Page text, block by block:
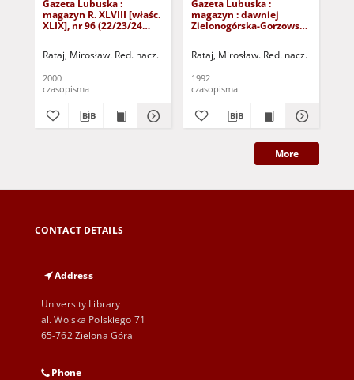
Gazeta Lubuska :
magazyn R. XLVIII [właśc.
XLIX], nr 96 (22/23/24
Rataj, Mirosław. Red. nacz.
2000
czasopisma
Gazeta Lubuska :
magazyn : dawniej
Zielonogórska-Gorzowska
1992). - Wyd. 1
Rataj, Mirosław. Red. nacz.
1992
czasopisma
More
CONTACT DETAILS
Address
University Library
al. Wojska Polskiego 71
65-762 Zielona Góra
Phone